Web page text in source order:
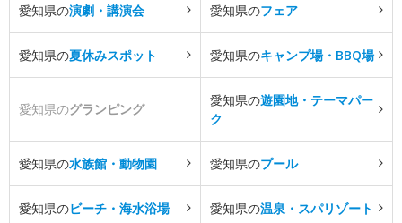
愛知県の演劇・講演会 愛知県のフェア
愛知県の夏休みスポット 愛知県のキャンプ場・BBQ場
愛知県のグランピング
愛知県の遊園地・テーマパー
ク
愛知県の水族館・動物園 愛知県のプール
愛知県のビーチ・海水浴場 愛知県の温泉・スパリゾート